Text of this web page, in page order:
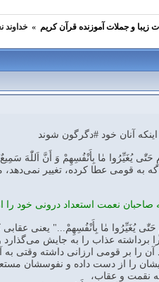
زیبا و جملات آموزنده قرآن كريم » خداوند
آنان خود #دگرگون شوند
مٰا بِأَنْفُسِهِمْ وَ أَنَّ اَللّٰهَ سَمِيعٌ عَلِيمٌ
قومى عطا كرده، تغيير نمى‌دهد،
نعمت استعداد درونى خود را
حَتّٰى يُغَيِّرُوا مٰا بِأَنْفُسِهِمْ‌..." يعنى
برداشته عذاب را به جايش
را بر قومى ارزانى داشته وقتى
را از دست داده و نفوسشان
نقمت و عقاب،